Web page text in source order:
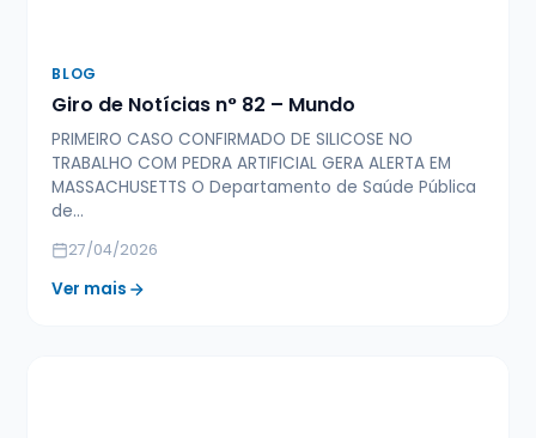
BLOG
Giro de Notícias n° 82 – Mundo
PRIMEIRO CASO CONFIRMADO DE SILICOSE NO
TRABALHO COM PEDRA ARTIFICIAL GERA ALERTA EM
MASSACHUSETTS O Departamento de Saúde Pública
de…
27/04/2026
Ver mais